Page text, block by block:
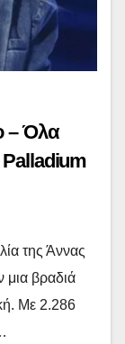
– Όλα
Palladium
της Άννας
μια βραδιά
Με 2.286